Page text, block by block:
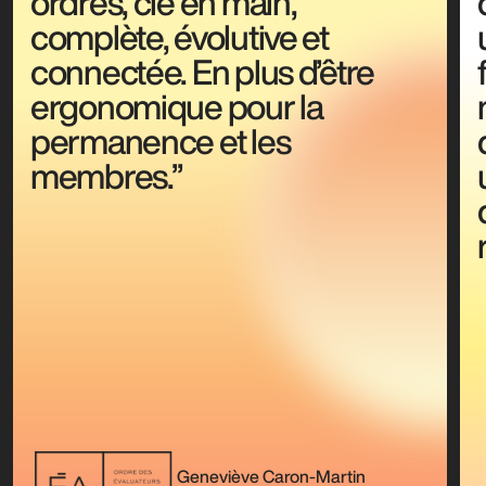
complète, évolutive et
connectée. En plus d’être
ergonomique pour la
permanence et les
membres.”
Geneviève Caron-Martin